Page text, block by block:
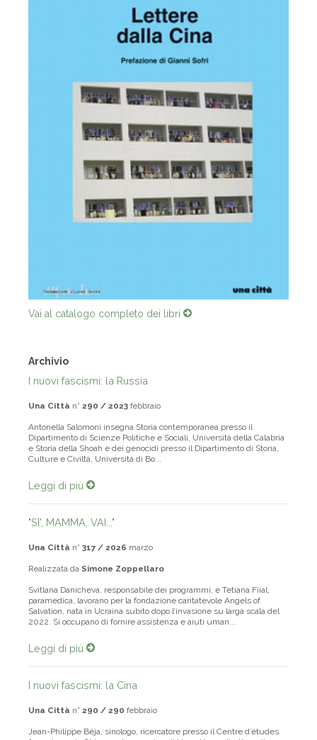
Vai al catalogo completo dei libri
Archivio
I nuovi fascismi: la Russia
Una Città n° 290 / 2023 febbraio
Antonella Salomoni insegna Storia contemporanea presso il
Dipartimento di Scienze Politiche e Sociali, Università della Calabria
e Storia della Shoah e dei genocidi presso il Dipartimento di Storia,
Culture e Civiltà, Università di Bo...
Leggi di più
"SI', MAMMA, VAI..."
Una Città n° 317 / 2026 marzo
Realizzata da Simone Zoppellaro
Svitlana Danicheva, responsabile dei programmi, e Tetiana Fiial,
paramedica, lavorano per la fondazione caritatevole Angels of
Salvation, nata in Ucraina subito dopo l’invasione su larga scala del
2022. Si occupano di fornire assistenza e aiuti uman...
Leggi di più
I nuovi fascismi: la Cina
Una Città n° 290 / 290 febbraio
Jean-Philippe Béja, sinologo, ricercatore presso il Centre d’études